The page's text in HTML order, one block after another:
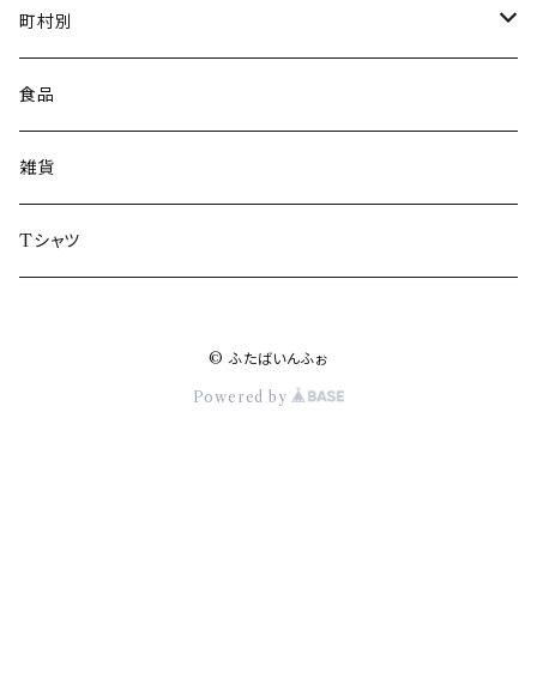
町村別
広野町
楢葉町
富岡町
食品
雑貨
Tシャツ
© ふたばいんふぉ
Powered by